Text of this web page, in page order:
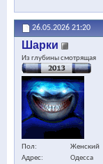
26.05.2026 21:20
Шарки
Из глубины смотрящая
Пол
Женский
Адрес
Одесса